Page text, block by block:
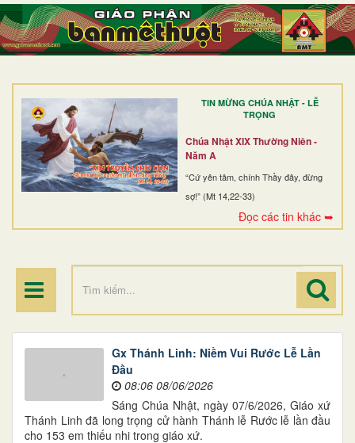
TIN MỪNG CHÚA NHẬT - LỄ
TRỌNG
Chúa Nhật XIX Thường Niên -
Năm A
“Cứ yên tâm, chính Thầy đây, đừng
sợ!” (Mt 14,22-33)
Đọc các tin khác ➥
TRANG NHẤT
GIỚI THIỆU
DÒNG TU
BAN MỤC VỤ
ĐOÀN THỂ CG
ĐIỂM HÀNH HƯƠNG
Gx Thánh Linh: Niềm Vui Rước Lễ Lần
Đầu
08:06 08/06/2026
Sáng Chúa Nhật, ngày 07/6/2026, Giáo xứ
Thánh Linh đã long trọng cử hành Thánh lễ Rước lễ lần đầu
cho 153 em thiếu nhi trong giáo xứ.